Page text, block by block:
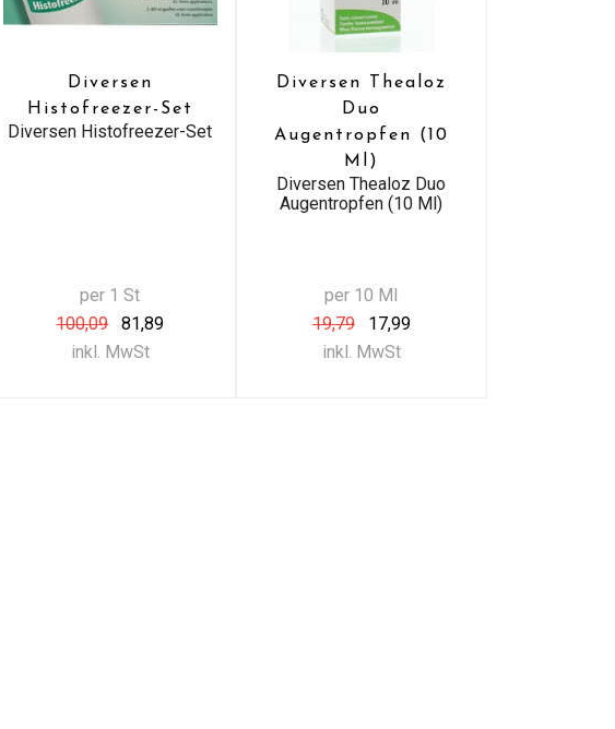
Diversen
Histofreezer-Set
Diversen Histofreezer-Set
per 1 St
100,09
81,89
inkl. MwSt
Diversen Thealoz
Duo
Augentropfen (10
Ml)
Diversen Thealoz Duo
Augentropfen (10 Ml)
per 10 Ml
19,79
17,99
inkl. MwSt